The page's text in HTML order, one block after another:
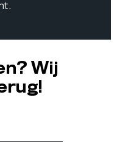
Wij